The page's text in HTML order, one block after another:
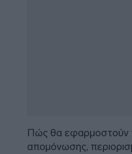
Πώς θα εφαρμοστούν
απομόνωσης,